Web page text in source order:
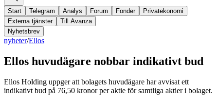
Start Telegram Analys Forum Fonder
Privatekonomi
Externa tjänster
Till Avanza
Nyhetsbrev
nyheter/Ellos
Ellos huvudägare nobbar indikativt bud
Ellos Holding uppger att bolagets huvudägare har avvisat ett
indikativt bud på 76,50 kronor per aktie för samtliga aktier i bolaget.